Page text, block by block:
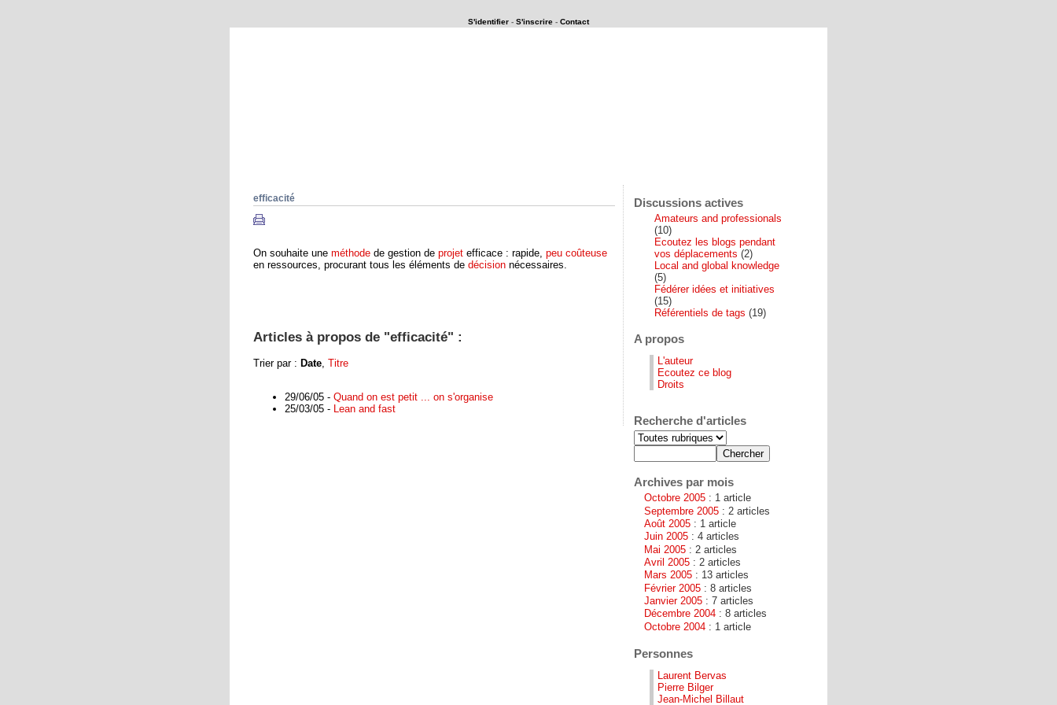
S'identifier - S'inscrire - Contact
efficacité
On souhaite une méthode de gestion de projet efficace : rapide, peu coûteuse
en ressources, procurant tous les éléments de décision nécessaires.
Articles à propos de "efficacité" :
Trier par : Date, Titre
29/06/05 - Quand on est petit ... on s'organise
25/03/05 - Lean and fast
Discussions actives
Amateurs and professionals
(10)
Ecoutez les blogs pendant
vos déplacements (2)
Local and global knowledge
(5)
Fédérer idées et initiatives
(15)
Référentiels de tags (19)
A propos
L'auteur
Ecoutez ce blog
Droits
Recherche d'articles
Archives par mois
Octobre 2005 : 1 article
Septembre 2005 : 2 articles
Août 2005 : 1 article
Juin 2005 : 4 articles
Mai 2005 : 2 articles
Avril 2005 : 2 articles
Mars 2005 : 13 articles
Février 2005 : 8 articles
Janvier 2005 : 7 articles
Décembre 2004 : 8 articles
Octobre 2004 : 1 article
Personnes
Laurent Bervas
Pierre Bilger
Jean-Michel Billaut